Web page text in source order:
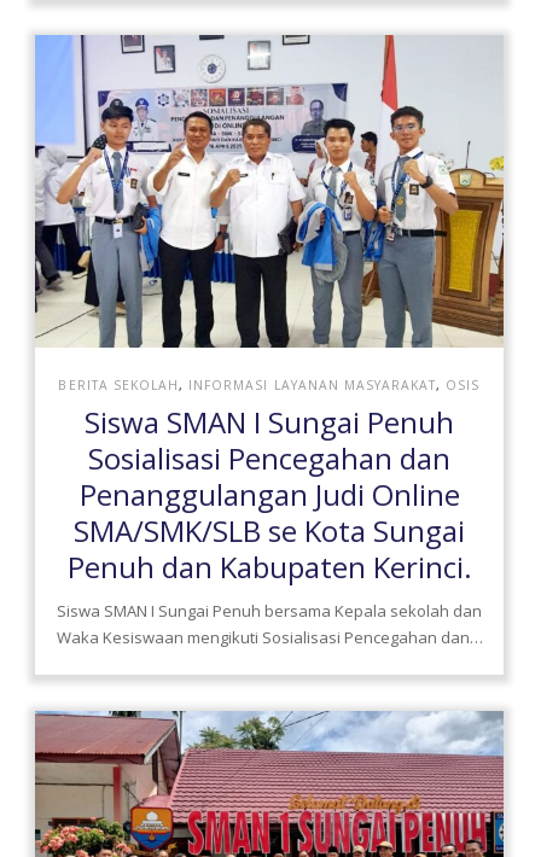
BERITA SEKOLAH, INFORMASI LAYANAN MASYARAKAT, OSIS
Siswa SMAN I Sungai Penuh
Sosialisasi Pencegahan dan
Penanggulangan Judi Online
SMA/SMK/SLB se Kota Sungai
Penuh dan Kabupaten Kerinci.
Siswa SMAN I Sungai Penuh bersama Kepala sekolah dan
Waka Kesiswaan mengikuti Sosialisasi Pencegahan dan…